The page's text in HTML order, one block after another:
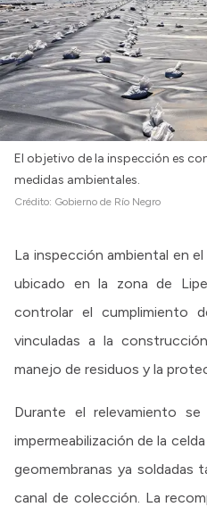
El objetivo de la inspección es
medidas ambientales.
Crédito: Gobierno de Río Negro
La inspección ambiental en
ubicado en la zona de
controlar el cumplimiento
vinculadas a la
manejo de residuos y la
Durante el relevamiento
impermeabilización de la
geomembranas ya
canal de colección. La